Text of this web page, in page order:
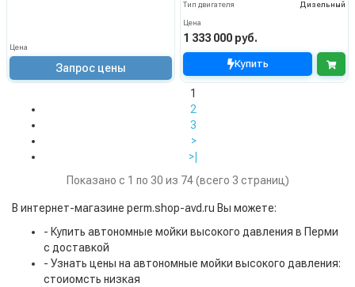
Цена
Запрос цены
Тип двигателя
Дизельный
Цена
1 333 000 руб.
Купить
1
2
3
>
>|
Показано с 1 по 30 из 74 (всего 3 страниц)
В интернет-магазине perm.shop-avd.ru Вы можете:
- Купить автономные мойки высокого давления в Перми
с доставкой
- Узнать цены на автономные мойки высокого давления:
стоиомсть низкая